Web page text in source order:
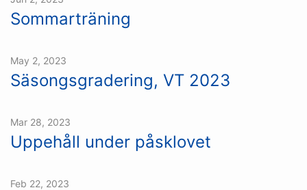
Sommarträning
May 2, 2023
Säsongsgradering, VT 2023
Mar 28, 2023
Uppehåll under påsklovet
Feb 22, 2023